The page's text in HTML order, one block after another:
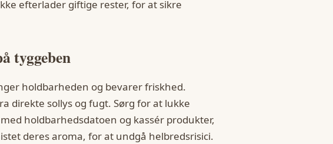
efterlader giftige rester, for at sikre
tyggeben
holdbarheden og bevarer friskhed.
direkte sollys og fugt. Sørg for at lukke
holdbarhedsdatoen og kassér produkter,
deres aroma, for at undgå helbredsrisici.